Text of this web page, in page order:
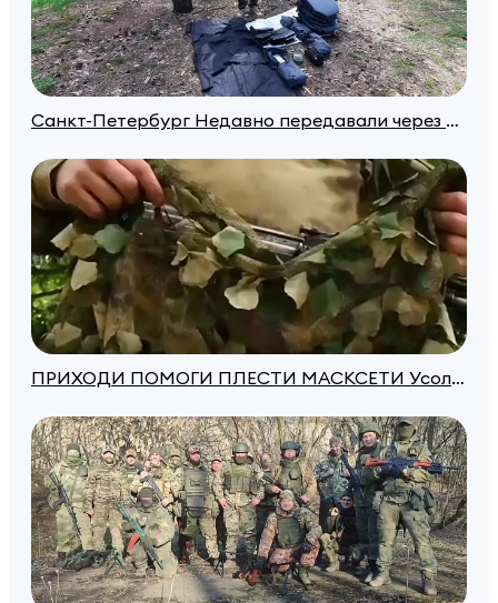
Санкт-Петербург Недавно передавали через Евгению Б. - швею из Сестрорецка несколько комплектов носилок и пятиточечники.
ПРИХОДИ ПОМОГИ ПЛЕСТИ МАСКСЕТИ Усолье-Сибирское, ул.Карла Маркса д.16 Волонтеры ЗОЛОТЫЕ РУКИ АНГЕЛА